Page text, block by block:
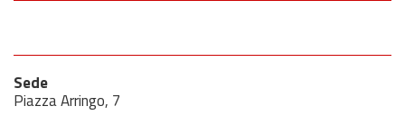
Sede
Piazza Arringo, 7